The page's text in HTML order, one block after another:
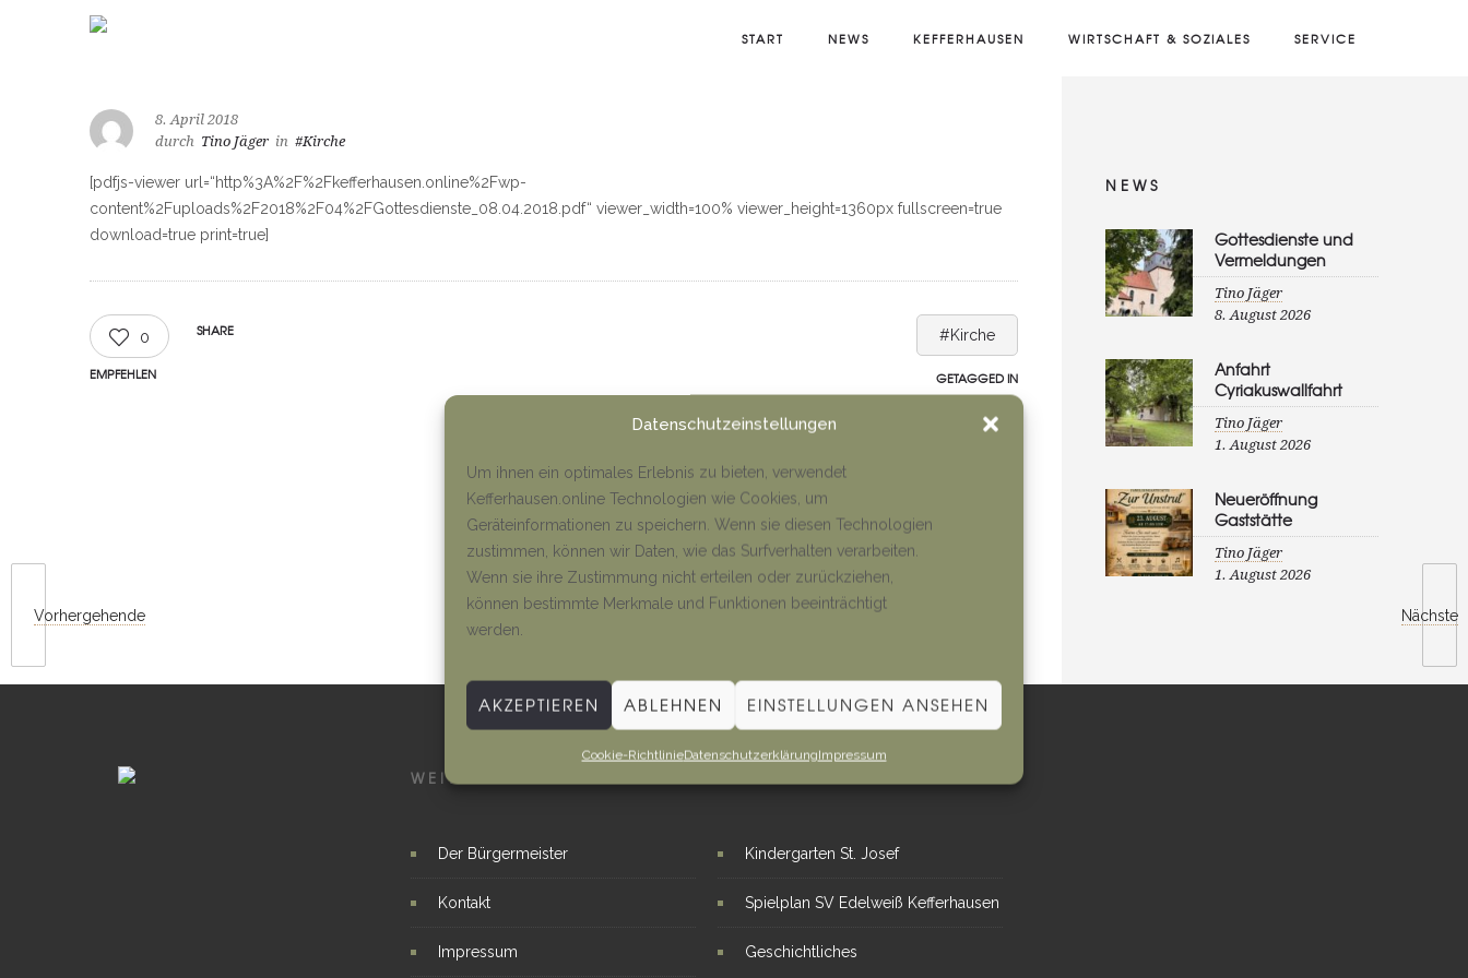
Datenschutzeinstellungen
Um ihnen ein optimales Erlebnis zu bieten, verwendet
Kefferhausen.online Technologien wie Cookies, um
Geräteinformationen zu speichern. Wenn sie diesen Technologien
zustimmen, können wir Daten, wie das Surfverhalten verarbeiten.
Wenn sie ihre Zustimmung nicht erteilen oder zurückziehen,
können bestimmte Merkmale und Funktionen beeinträchtigt
werden.
AKZEPTIEREN ABLEHNEN EINSTELLUNGEN ANSEHEN
Cookie-RichtlinieDatenschutzerklärungImpressum
START NEWS KEFFERHAUSEN WIRTSCHAFT & SOZIALES SERVICE
Vorhergehende Nächste
8. April 2018
durch Tino Jäger in #Kirche
[pdfjs-viewer url=“http%3A%2F%2Fkefferhausen.online%2Fwp-
content%2Fuploads%2F2018%2F04%2FGottesdienste_08.04.2018.pdf“ viewer_width=100% viewer_height=1360px fullscreen=true
download=true print=true]
0
EMPFEHLEN
SHARE #Kirche
GETAGGED IN
NEWS
Gottesdienste und
Vermeldungen
Tino Jäger
8. August 2026
Anfahrt
Cyriakuswallfahrt
Tino Jäger
1. August 2026
Neueröffnung
Gaststätte
Tino Jäger
1. August 2026
WEITERE LINKS
Der Bürgermeister
Kontakt
Impressum
Kindergarten St. Josef
Spielplan SV Edelweiß Kefferhausen
Geschichtliches